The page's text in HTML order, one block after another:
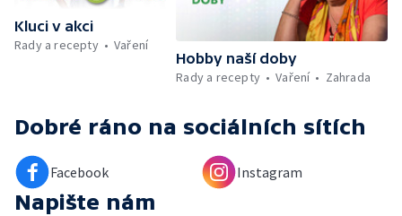
Kluci v akci
Rady a recepty
Vaření
Hobby naší doby
Rady a recepty
Vaření Zahrada
Dobré ráno na sociálních sítích
Facebook Instagram
Napište nám